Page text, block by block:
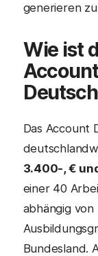
generieren
Wie ist
Das Account
3.400-, €
einer 40
abhängig
Bundesland.